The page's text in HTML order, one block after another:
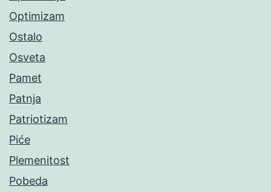
Optimizam
Ostalo
Osveta
Pamet
Patnja
Patriotizam
Piće
Plemenitost
Pobeda